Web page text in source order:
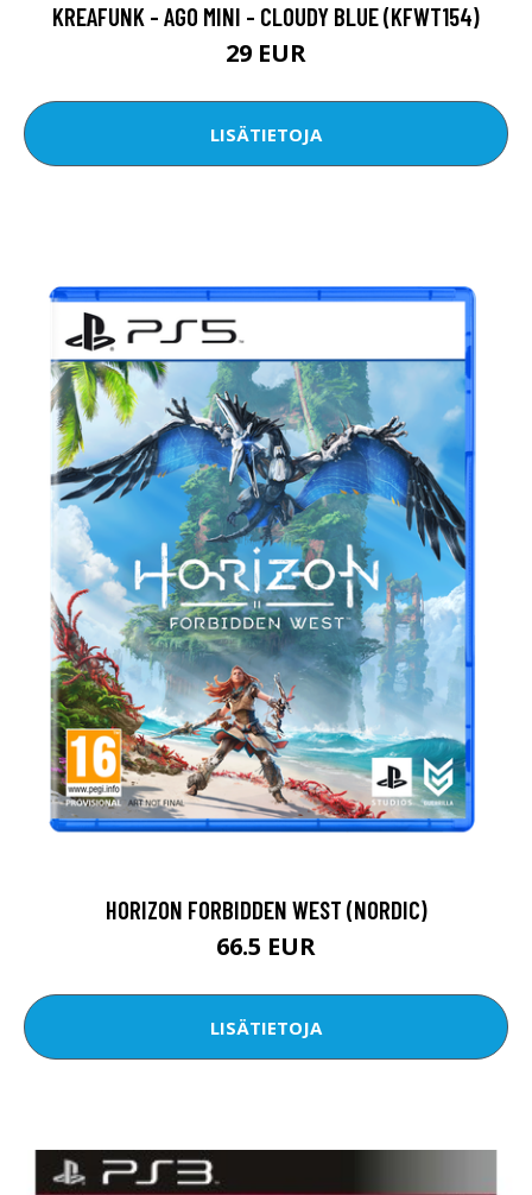
KREAFUNK - AGO MINI - CLOUDY BLUE (KFWT154)
29 EUR
LISÄTIETOJA
HORIZON FORBIDDEN WEST (NORDIC)
66.5 EUR
LISÄTIETOJA